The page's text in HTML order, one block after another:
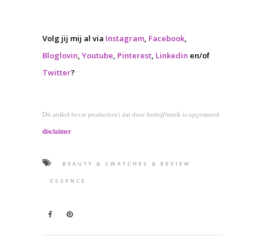
Volg jij mij al via Instagram, Facebook,
Bloglovin, Youtube, Pinterest, Linkedin en/of
Twitter?
Dit artikel bevat product(en) dat door bedrijf/merk is opgestuurd.
disclaimer
BEAUTY & SWATCHES & REVIEW
ESSENCE